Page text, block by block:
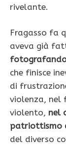
rivelante.
Fragasso fa
aveva già
che finisce
di
violenza, nel
violento, nel
patriottismo
del diverso